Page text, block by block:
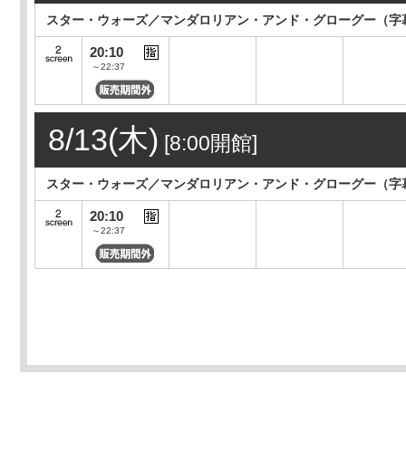
スター・ウォーズ／マンダロリアン・アンド・グローグー（字
20:10
～22:37
8/13(木) [8:00開館]
スター・ウォーズ／マンダロリアン・アンド・グローグー（字
20:10
～22:37